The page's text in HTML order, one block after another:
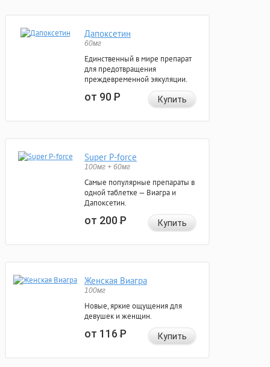
Дапоксетин
60мг
Единственный в мире препарат
для предотвращения
преждевременной эякуляции.
от 90Р Купить
Super P-force
100мг + 60мг
Самые популярные препараты в
одной таблетке — Виагра и
Дапоксетин.
от 200Р Купить
Женская Виагра
100мг
Новые, яркие ощущения для
девушек и женщин.
от 116Р Купить